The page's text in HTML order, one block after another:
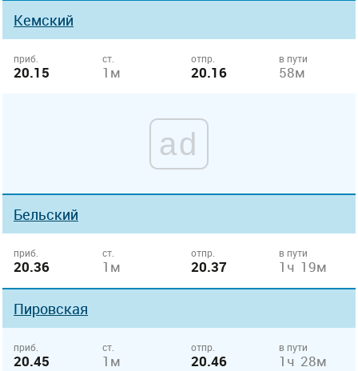
Кемский
приб.
20.15
ст.
1м
отпр.
20.16
в пути
58м
ad
Бельский
приб.
20.36
ст.
1м
отпр.
20.37
в пути
1ч 19м
Пировская
приб.
20.45
ст.
1м
отпр.
20.46
в пути
1ч 28м